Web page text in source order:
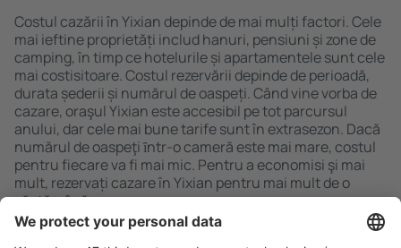
Costul cazării în Yixian depinde de mai mulți factori. Cele
mai ieftine proprietăți includ hanuri, pensiuni și zone de
camping, în timp ce hotelurile și apartamentele sunt cele
mai costisitoare. Costul rezervării depinde de perioadă,
durata șederii și numărul de oaspeți. Când vine vorba de
cazare, oraşul Yixian este accesibil pe tot parcursul
anului, dar cele mai bune tarife sunt în extrasezon. Dacă
numărul de oaspeţi ȋntr-o cameră este mai mare, costul
pentru fiecare va fi mai mic. Pentru a economisi şi mai
mult, rezervați cazare în Yixian pentru mai mult de o
săptămână.